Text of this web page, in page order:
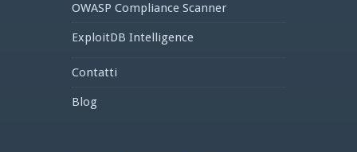
OWASP Compliance Scanner
ExploitDB Intelligence
Contatti
Blog